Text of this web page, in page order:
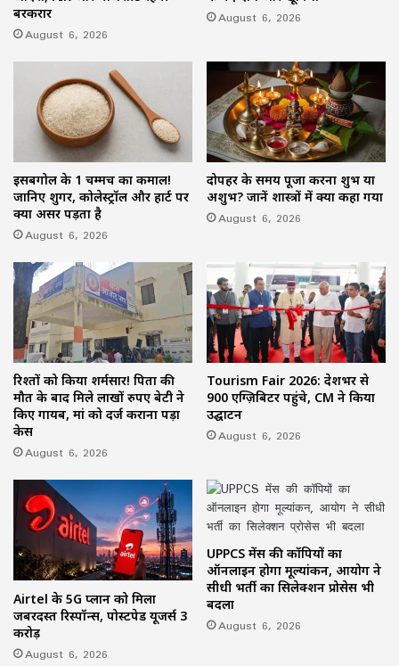
बरकरार
August 6, 2026
August 6, 2026
इसबगोल के 1 चम्मच का कमाल!
जानिए शुगर, कोलेस्ट्रॉल और हार्ट पर
क्या असर पड़ता है
August 6, 2026
दोपहर के समय पूजा करना शुभ या
अशुभ? जानें शास्त्रों में क्या कहा गया
August 6, 2026
रिश्तों को किया शर्मसार! पिता की
मौत के बाद मिले लाखों रुपए बेटी ने
किए गायब, मां को दर्ज कराना पड़ा
केस
August 6, 2026
Tourism Fair 2026: देशभर से
900 एग्ज़िबिटर पहुंचे, CM ने किया
उद्घाटन
August 6, 2026
Airtel के 5G प्लान को मिला
जबरदस्त रिस्पॉन्स, पोस्टपेड यूजर्स 3
करोड़
August 6, 2026
UPPCS मेंस की कॉपियों का
ऑनलाइन होगा मूल्यांकन, आयोग ने
सीधी भर्ती का सिलेक्शन प्रोसेस भी
बदला
August 6, 2026